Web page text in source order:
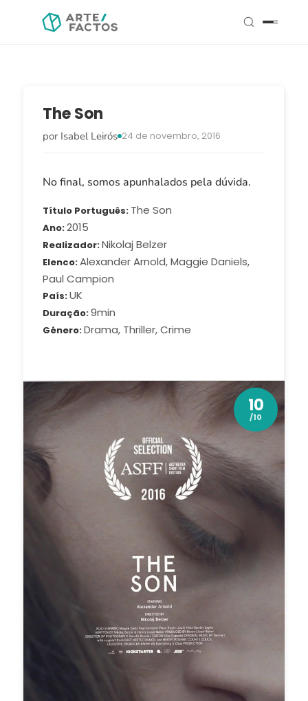
The Son
por Isabel Leirós 24 de novembro, 2016
No final, somos apunhalados pela dúvida.
Título Português The Son
Ano 2015
Realizador Nikolaj Belzer
Elenco Alexander Arnold, Maggie Daniels,
Paul Campion
País UK
Duração 9min
Género Drama, Thriller, Crime
10
/10